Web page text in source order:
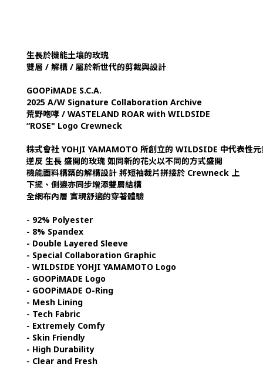
生長於機能土壤的玫瑰
雙層 / 解構 / 屬於新世代的剪裁與設計
GOOPiMADE S.C.A.
2025 A/W Signature Collaboration Archive
荒野咆哮 / WASTELAND ROAR with WILDSIDE
“ROSE" Logo Crewneck
株式會社 YOHJI YAMAMOTO 所創立的 WILDSIDE 中代表性元
逆反 生長 盛開的玫瑰 如同新的花火以不同的方式盛開
機能面料構築的解構設計 將短袖裁片拼接於 Crewneck 上
下擺、側邊亦同步增添雙層結構
全網布內層 實現舒適的穿著體驗
- 92% Polyester
- 8% Spandex
- Double Layered Sleeve
- Special Collaboration Graphic
- WILDSIDE YOHJI YAMAMOTO Logo
- GOOPiMADE Logo
- GOOPiMADE O-Ring
- Mesh Lining
- Tech Fabric
- Extremely Comfy
- Skin Friendly
- High Durability
- Clear and Fresh